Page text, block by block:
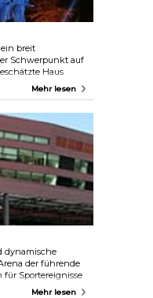
breit
Schwerpunkt auf
Haus
Malmö für
und Musicals
in diesem
Mehr lesen
dynamische
der führende
für Sportereignisse
große
Mehr lesen